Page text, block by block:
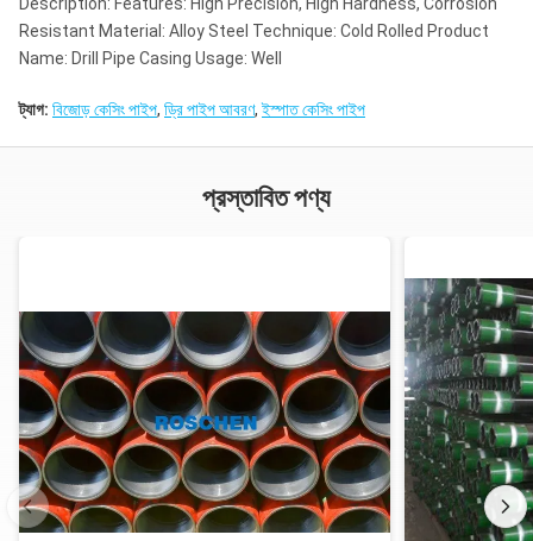
Resistant Material: Alloy Steel Technique: Cold Rolled Product
Name: Drill Pipe Casing Usage: Well
ট্যাগ: বিজোড় কেসিং পাইপ, ড্রি পাইপ আবরণ,ইস্পাত কেসিং পাইপ
প্রস্তাবিত পণ্য